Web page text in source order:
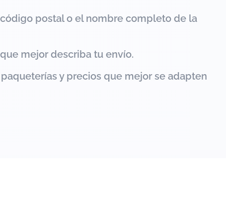
postal o el nombre completo de la
mejor describa tu envío.
y precios que mejor se adapten